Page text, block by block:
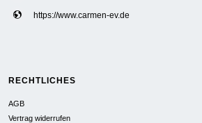
https://www.carmen-ev.de
RECHTLICHES
AGB
Vertrag widerrufen